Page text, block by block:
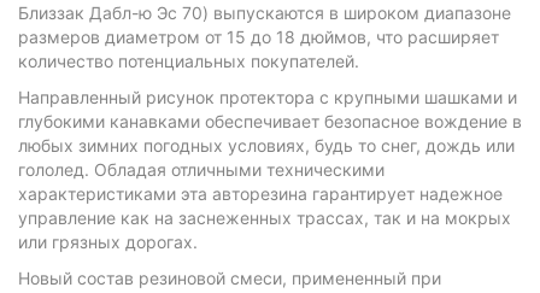
Близзак Дабл-ю Эс 70) выпускаются в широком диапазоне
размеров диаметром от 15 до 18 дюймов, что расширяет
количество потенциальных покупателей.
Направленный рисунок протектора с крупными шашками и
глубокими канавками обеспечивает безопасное вождение в
любых зимних погодных условиях, будь то снег, дождь или
гололед. Обладая отличными техническими
характеристиками эта авторезина гарантирует надежное
управление как на заснеженных трассах, так и на мокрых
или грязных дорогах.
Новый состав резиновой смеси, примененный при